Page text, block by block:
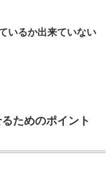
いるか出来ていない
ためのポイント